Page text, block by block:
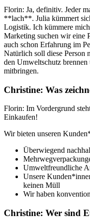
Florin: Ja, definitiv. Jeder
**lach**. Julia kümmert
Logistik. Ich kümmere
Marketing suchen wir eine
auch schon Erfahrung im
Natürlich soll diese Person
den Umweltschutz brennen
mitbringen.
Christine: Was
Florin: Im Vordergrund
Einkaufen!
Wir bieten unseren
Überwiegend
Umweltfreundliche
Unsere
keinen Müll
Wir haben
Christine: Wer sind